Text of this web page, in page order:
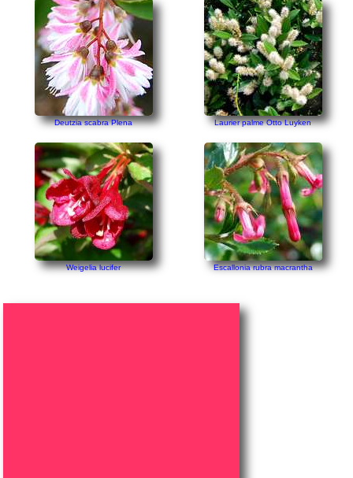
Deutzia scabra Plena Laurier palme Otto Luyken
Weigelia lucifer Escallonia rubra macrantha